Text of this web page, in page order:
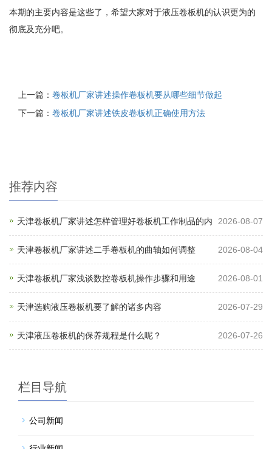
本期的主要内容是这些了，希望大家对于液压卷板机的认识更为的
彻底及充分吧。
上一篇： 卷板机厂家讲述操作卷板机要从哪些细节做起
下一篇： 卷板机厂家讲述铁皮卷板机正确使用方法
推荐内容
天津卷板机厂家讲述怎样管理好卷板机工作制品的内 2026-08-07
天津卷板机厂家讲述二手卷板机的曲轴如何调整 2026-08-04
天津卷板机厂家浅谈数控卷板机操作步骤和用途 2026-08-01
天津选购液压卷板机要了解的诸多内容 2026-07-29
天津液压卷板机的保养规程是什么呢？ 2026-07-26
栏目导航
公司新闻